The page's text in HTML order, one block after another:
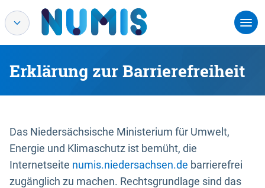
Erklärung zur Barrierefreiheit
Das Niedersächsische Ministerium für Umwelt,
Energie und Klimaschutz ist bemüht, die
Internetseite numis.niedersachsen.de barrierefrei
zugänglich zu machen. Rechtsgrundlage sind das